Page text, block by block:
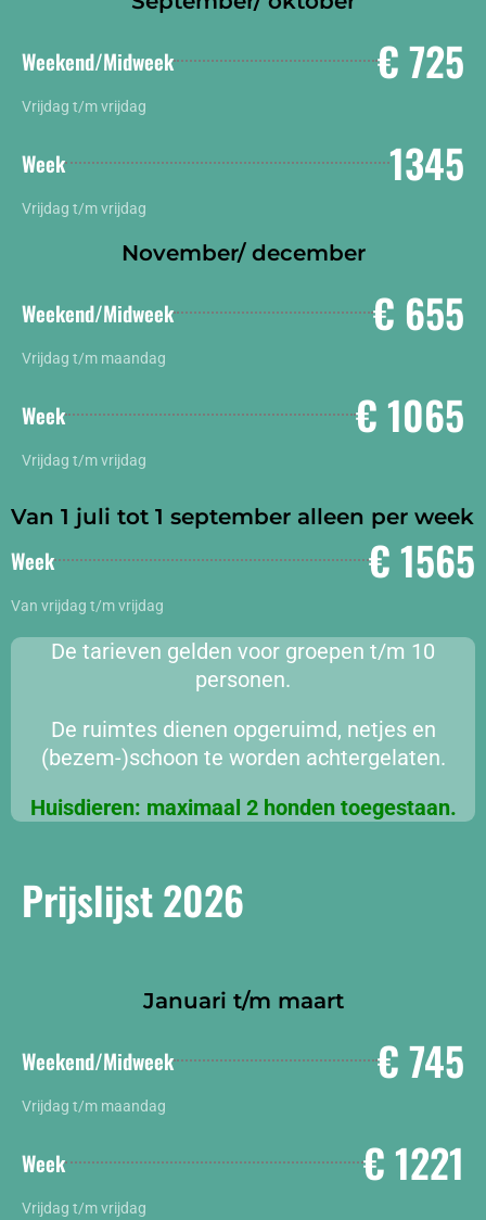
Weekend/Midweek € 725
Vrijdag t/m vrijdag
Week 1345
Vrijdag t/m vrijdag
November/ december
Weekend/Midweek € 655
Vrijdag t/m maandag
Week € 1065
Vrijdag t/m vrijdag
Van 1 juli tot 1 september alleen per week
Week € 1565
Van vrijdag t/m vrijdag
De tarieven gelden voor groepen t/m 10
personen.
De ruimtes dienen opgeruimd, netjes en
(bezem-)schoon te worden achtergelaten.
Huisdieren: maximaal 2 honden toegestaan.
Prijslijst 2026
Januari t/m maart
Weekend/Midweek € 745
Vrijdag t/m maandag
Week € 1221
Vrijdag t/m vrijdag